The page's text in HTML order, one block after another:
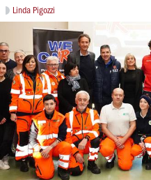
Linda Pigozzi